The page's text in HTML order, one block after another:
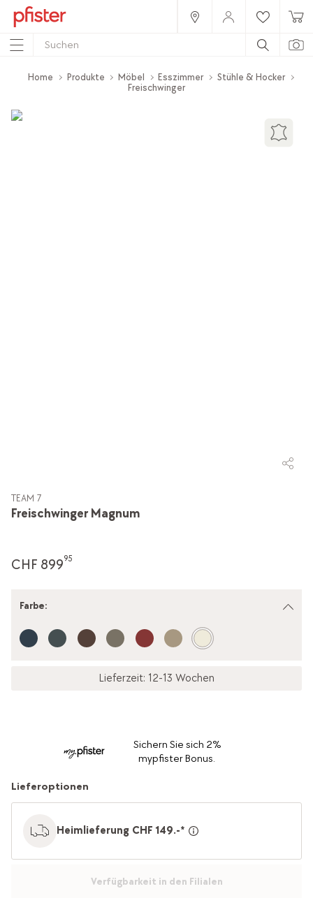
Home Produkte Möbel Esszimmer
Stühle & Hocker
Freischwinger
Freischwinger Magnum
TEAM 7
CHF 89995
Farbe:
Lieferzeit: 12-13 Wochen
Sichern Sie sich 2%
mypfister Bonus.
Lieferoptionen
Heimlieferung CHF 149.-*
Verfügbarkeit in den Filialen